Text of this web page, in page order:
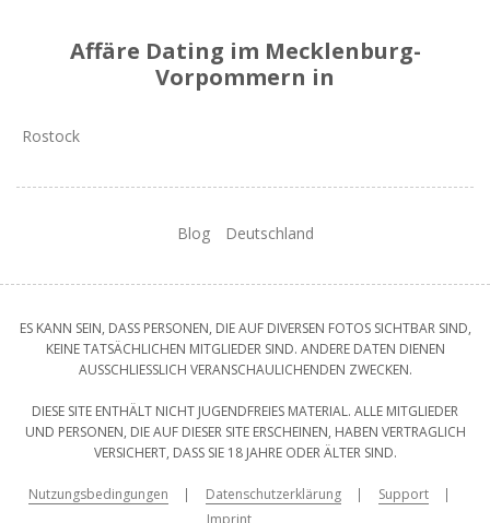
Affäre Dating im Mecklenburg-
Vorpommern in
Rostock
Blog Deutschland
ES KANN SEIN, DASS PERSONEN, DIE AUF DIVERSEN FOTOS SICHTBAR SIND,
KEINE TATSÄCHLICHEN MITGLIEDER SIND. ANDERE DATEN DIENEN
AUSSCHLIESSLICH VERANSCHAULICHENDEN ZWECKEN.
DIESE SITE ENTHÄLT NICHT JUGENDFREIES MATERIAL. ALLE MITGLIEDER
UND PERSONEN, DIE AUF DIESER SITE ERSCHEINEN, HABEN VERTRAGLICH
VERSICHERT, DASS SIE 18 JAHRE ODER ÄLTER SIND.
Nutzungsbedingungen Datenschutzerklärung
Support